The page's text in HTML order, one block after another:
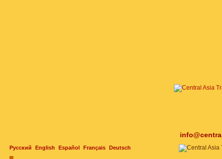
Русский English Español Français Deutsch